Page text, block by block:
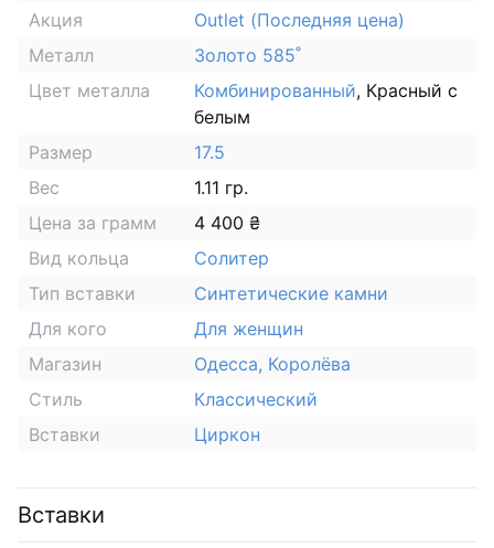
Акция
Outlet (Последняя цена)
Металл
Золото 585˚
Цвет металла
Комбинированный, Красный с
белым
Размер
17.5
Вес
1.11 гр.
Цена за грамм
4 400 ₴
Вид кольца
Солитер
Тип вставки
Синтетические камни
Для кого
Для женщин
Магазин
Одесса, Королёва
Стиль
Классический
Вставки
Циркон
Вставки